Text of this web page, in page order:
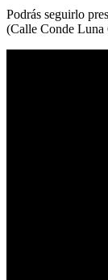
Podrás seguirlo
(Calle Conde Luna